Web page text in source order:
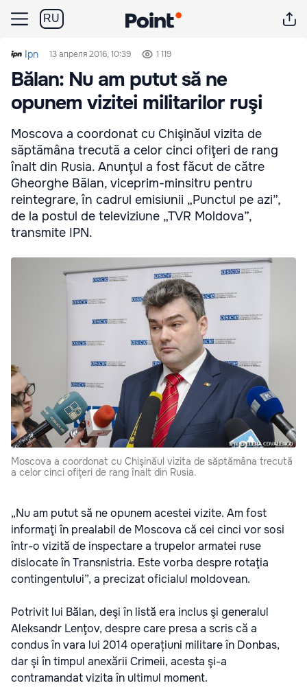
RU
Ipn 13 апреля 2016, 10:39 1 119
Bălan: Nu am putut să ne
opunem vizitei militarilor ruşi
Moscova a coordonat cu Chişinăul vizita de
săptămâna trecută a celor cinci ofiţeri de rang
înalt din Rusia. Anunţul a fost făcut de către
Gheorghe Bălan, viceprim-minsitru pentru
reintegrare, în cadrul emisiunii „Punctul pe azi”,
de la postul de televiziune „TVR Moldova”,
transmite IPN.
Moscova a coordonat cu Chişinăul vizita de săptămâna trecută
a celor cinci ofiţeri de rang înalt din Rusia.
„Nu am putut să ne opunem acestei vizite. Am fost
informaţi în prealabil de Moscova că cei cinci vor sosi
într-o vizită de inspectare a trupelor armatei ruse
dislocate în Transnistria. Este vorba despre rotaţia
contingentului”, a precizat oficialul moldovean.
Potrivit lui Bălan, deşi în listă era inclus şi generalul
Aleksandr Lenţov, despre care presa a scris că a
condus în vara lui 2014 operațiuni militare în Donbas,
dar şi în timpul anexării Crimeii, acesta şi-a
contramandat vizita în ultimul moment.